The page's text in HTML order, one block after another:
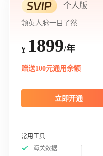
个人版
领英人脉一目了然
¥ 1899/年
赠送100元通用余额
立即开通
常用工具
海关数据